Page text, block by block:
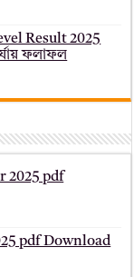
Result 2025
ফলাফল
2025 pdf
pdf Download